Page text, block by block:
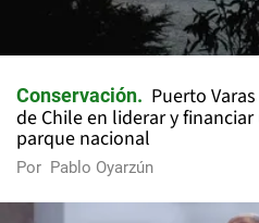
Conservación
Puerto
de Chile en liderar y
parque nacional
Por Pablo Oyarzún